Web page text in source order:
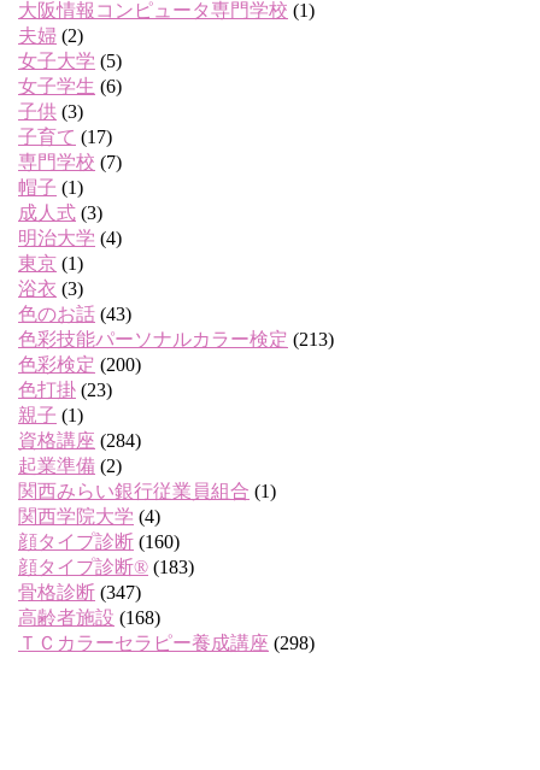
大阪情報コンピュータ専門学校 (1)
夫婦 (2)
女子大学 (5)
女子学生 (6)
子供 (3)
子育て (17)
専門学校 (7)
帽子 (1)
成人式 (3)
明治大学 (4)
東京 (1)
浴衣 (3)
色のお話 (43)
色彩技能パーソナルカラー検定 (213)
色彩検定 (200)
色打掛 (23)
親子 (1)
資格講座 (284)
起業準備 (2)
関西みらい銀行従業員組合 (1)
関西学院大学 (4)
顔タイプ診断 (160)
顔タイプ診断® (183)
骨格診断 (347)
高齢者施設 (168)
ＴＣカラーセラピー養成講座 (298)